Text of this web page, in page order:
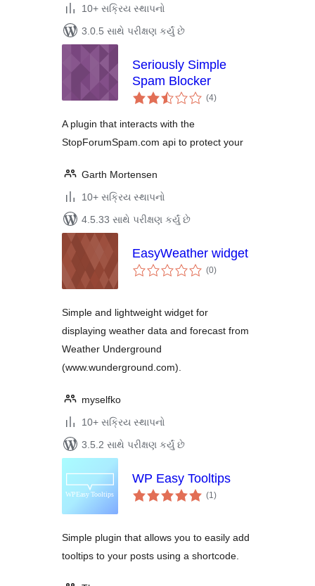
10+ સક્રિય સ્થાપનો
3.0.5 સાથે પરીક્ષણ કર્યું છે
Seriously Simple
Spam Blocker
(4કુલ
રેટિંગ્સ
)
A plugin that interacts with the
StopForumSpam.com api to protect your
Garth Mortensen
10+ સક્રિય સ્થાપનો
4.5.33 સાથે પરીક્ષણ કર્યું છે
EasyWeather widget
(0કુલ
રેટિંગ્સ
)
Simple and lightweight widget for
displaying weather data and forecast from
Weather Underground
(www.wunderground.com).
myselfko
10+ સક્રિય સ્થાપનો
3.5.2 સાથે પરીક્ષણ કર્યું છે
WP Easy Tooltips
(1કુલ
રેટિંગ્સ
)
Simple plugin that allows you to easily add
tooltips to your posts using a shortcode.